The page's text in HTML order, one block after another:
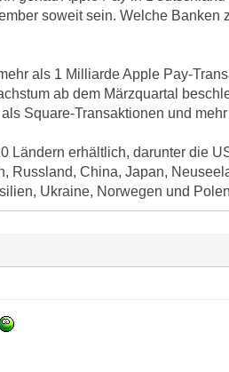
soweit sein. Welche Banken
als 1 Milliarde Apple Pay-
ab dem Märzquartal
Square-Transaktionen und
Ländern erhältlich, darunter die
Russland, China, Japan,
Ukraine, Norwegen und